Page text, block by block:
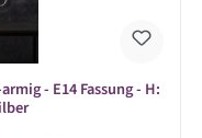
- E14 Fassung - H: